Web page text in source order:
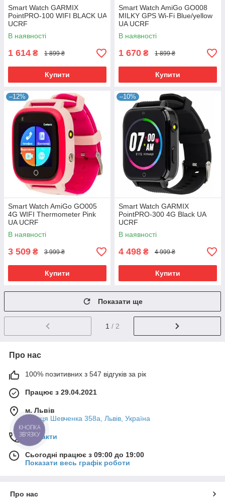
Smart Watch GARMIX
PointPRO-100 WIFI BLACK UA
UCRF
В наявності
1 614 ₴ 1 899 ₴
Купити
Smart Watch AmiGo GO008
MILKY GPS Wi-Fi Blue/yellow
UA UCRF
В наявності
1 670 ₴ 1 899 ₴
Купити
–12%
Smart Watch AmiGo GO005
4G WIFI Thermometer Pink
UA UCRF
В наявності
3 509 ₴ 3 999 ₴
Купити
–10%
Smart Watch GARMIX
PointPRO-300 4G Black UA
UCRF
В наявності
4 498 ₴ 4 999 ₴
Купити
Показати ще
1 / 2
Про нас
100% позитивних з 547 відгуків за рік
Працює з 29.04.2021
м. Львів
вулиця Шевченка 358а, Львів, Україна
Контакти
Сьогодні працює з 09:00 до 19:00
Показати весь графік роботи
Про нас
КНОПКА
ЗВ'ЯЗКУ